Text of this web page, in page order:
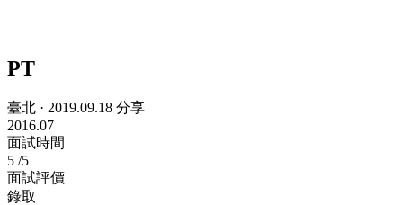
PT
臺北 · 2019.09.18 分享
2016.07
面試時間
5 /5
面試評價
錄取